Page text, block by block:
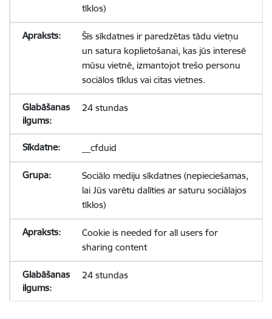
tīklos)
Šīs sīkdatnes ir paredzētas tādu vietņu
un satura koplietošanai, kas jūs interesē
mūsu vietnē, izmantojot trešo personu
sociālos tīklus vai citas vietnes.
24 stundas
__cfduid
Sociālo mediju sīkdatnes (nepieciešamas,
lai Jūs varētu dalīties ar saturu sociālajos
tīklos)
Cookie is needed for all users for
sharing content
24 stundas